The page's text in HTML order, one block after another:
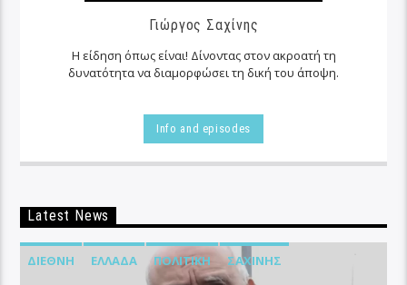
Γιώργος Σαχίνης
Η είδηση όπως είναι! Δίνοντας στον ακροατή τη
δυνατότητα να διαμορφώσει τη δική του άποψη.
Info and episodes
Latest News
ΔΙΕΘΝΉ ΕΛΛΆΔΑ ΠΟΛΙΤΙΚΉ ΣΑΧΊΝΗΣ